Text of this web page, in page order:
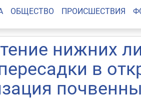
ОБЩЕСТВО ПРОИСШЕСТВИЯ
нижних
в